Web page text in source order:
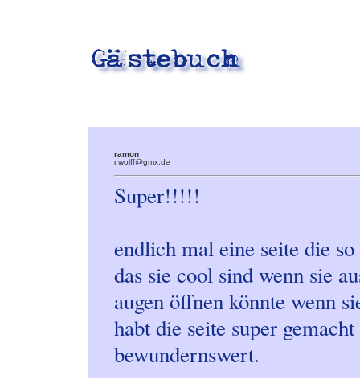
ramon
r.wolff@gmx.de
Super!!!!!
endlich mal eine seite die
das sie cool sind wenn sie
augen öffnen könnte wenn
habt die seite super
bewundernswert.